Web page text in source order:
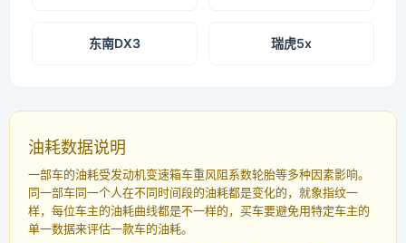
东南DX3 瑞虎5x
油耗数据说明
一部车的油耗受发动机变速箱车重风阻系数轮胎等多种因素影响。
同一部车同一个人在不同时间段的油耗都是变化的，就象指纹一
样，每位车主的油耗曲线都是不一样的，买车要避免用特定车主的
单一数据来评估一款车的油耗。